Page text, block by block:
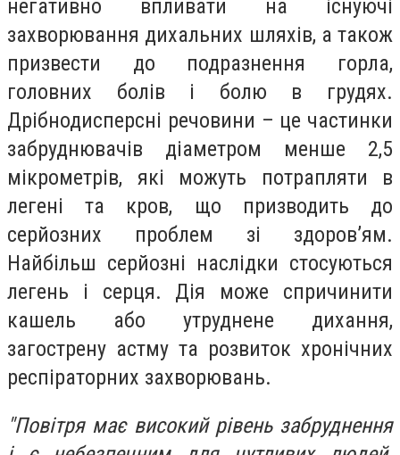
негативно впливати на існуючі
захворювання дихальних шляхів, а також
призвести до подразнення горла,
головних болів і болю в грудях.
Дрібнодисперсні речовини – це частинки
забруднювачів діаметром менше 2,5
мікрометрів, які можуть потрапляти в
легені та кров, що призводить до
серйозних проблем зі здоров’ям.
Найбільш серйозні наслідки стосуються
легень і серця. Дія може спричинити
кашель або утруднене дихання,
загострену астму та розвиток хронічних
респіраторних захворювань.
"Повітря має високий рівень забруднення